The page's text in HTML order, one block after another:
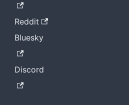
Reddit
Bluesky
Discord